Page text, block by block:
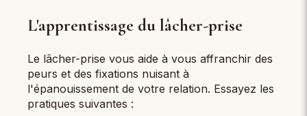
L'apprentissage du lâcher-prise
Le lâcher-prise vous aide à vous affranchir des
peurs et des fixations nuisant à
l'épanouissement de votre relation. Essayez les
pratiques suivantes :